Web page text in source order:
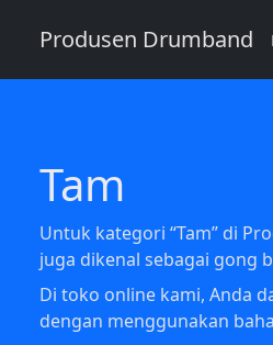
Produsen Drumband
Tam
Untuk kategori “Tam” di
juga dikenal sebagai gong
Di toko online kami, Anda
dengan menggunakan